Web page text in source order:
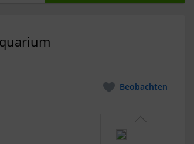
Beobachten